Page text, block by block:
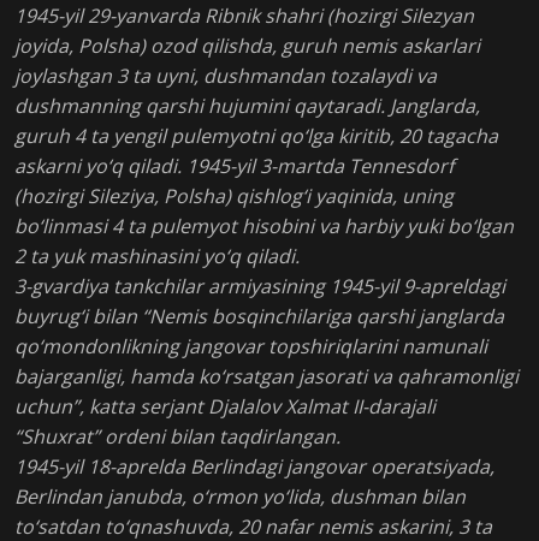
1945-yil 29-yanvarda Ribnik shahri (hozirgi Silezyan
joyida, Polsha) ozod qilishda, guruh nemis askarlari
joylashgan 3 ta uyni, dushmandan tozalaydi va
dushmanning qarshi hujumini qaytaradi. Janglarda,
guruh 4 ta yengil pulemyotni qo‘lga kiritib, 20 tagacha
askarni yo‘q qiladi. 1945-yil 3-martda Tennesdorf
(hozirgi Sileziya, Polsha) qishlog‘i yaqinida, uning
bo‘linmasi 4 ta pulemyot hisobini va harbiy yuki bo‘lgan
2 ta yuk mashinasini yo‘q qiladi.
3-gvardiya tankchilar armiyasining 1945-yil 9-apreldagi
buyrug‘i bilan “Nemis bosqinchilariga qarshi janglarda
qo‘mondonlikning jangovar topshiriqlarini namunali
bajarganligi, hamda ko‘rsatgan jasorati va qahramonligi
uchun”, katta serjant Djalalov Xalmat II-darajali
“Shuxrat” ordeni bilan taqdirlangan.
1945-yil 18-aprelda Berlindagi jangovar operatsiyada,
Berlindan janubda, o‘rmon yo‘lida, dushman bilan
to‘satdan to‘qnashuvda, 20 nafar nemis askarini, 3 ta